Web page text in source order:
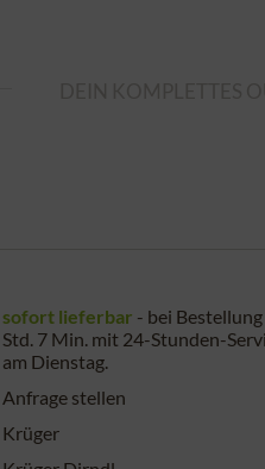
sofort lieferbar - bei
Std. 7 Min. mit 24-Stunden-
am Dienstag.
Anfrage stellen
Krüger